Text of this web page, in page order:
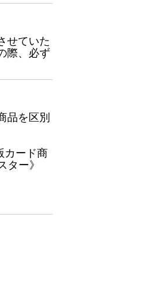
せていた
際、必ず
品を区別
カード商
ー》